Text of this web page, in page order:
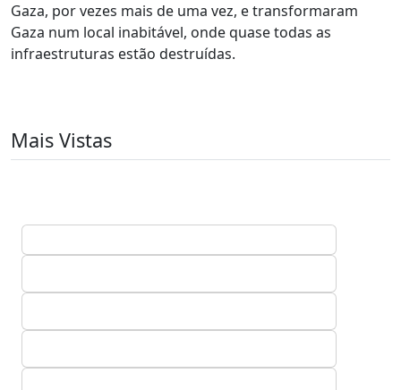
Gaza, por vezes mais de uma vez, e transformaram
Gaza num local inabitável, onde quase todas as
infraestruturas estão destruídas.
Mais Vistas